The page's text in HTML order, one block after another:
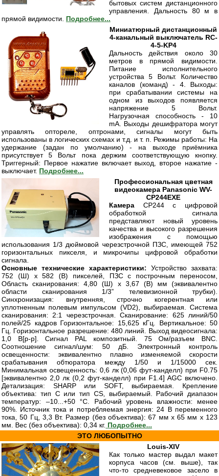
бытовых систем дистанционного
управления. Дальность 80 м в
прямой видимости. Подробнее...
Миниатюрный дистанционный
4-канальный выключатель RC-
4-5-KP4
Дальность действия около 30
метров в прямой видимости.
Питание исполнительного
устройства 5 Вольт. Количество
каналов (команд) - 4. Выходы:
при срабатывании системы на
одном из выходов появляется
напряжение 5 Вольт.
Нагрузочная способность - 10
mА. Выходы дешифратора могут
управлять оптореле, оптронами, сигналы могут быть
использованы в логических схемах и т.д. и т. п. Режимы работы: На
удержание (задан по умолчанию) - на выходе приёмника
присутствует 5 Вольт пока держим соответствующую кнопку.
Триггерный: Первое нажатие включает выход, второе нажатие -
выключает. Подробнее...
Профессиональная цветная
видеокамера Panasonic WV-
CP244EXE
Камера CP244 с цифровой
обработкой сигнала
представляют новый уровень
качества и высокого разрешения
изображения с помощью
использования 1/3 дюймовой черезстрочной ПЗС, имеющей 752
горизонтальных пикселя, и микрочипы цифровой обработки
сигнала.
Основные технические характеристики: Устройство захвата:
752 (Ш) х 582 (В) пикселей, ПЗС с построчным переносом,
Область сканирования: 4,80 (Ш) х 3,67 (В) мм (эквивалентно
области сканирования 1/3” телевизионной трубки).
Синхронизация: внутренняя, строчно когерентная или
уплотненным полевым импульсом (VD2), выбираемая. Система
сканирования: 2:1 черезстрочная. Сканирование: 625 линий/50
полей/25 кадров Горизонтальное: 15,625 кГц. Вертикальное: 50
Гц. Горизонтальное разрешение: 480 линий. Выход видеосигнала:
1,0 В[p-p]. Сигнал PAL композитный. 75 Ом/разъем BNC.
Соотношение сигнал/шум: 50 дБ. Электронный контроль
освещенности: эквивалентно плавно изменяемой скорости
срабатывания обтюратора между 1/50 и 1/15000 сек.
Минимальная освещенность: 0,6 лк (0,06 фут-канделл) при F0.75
[эквивалентно 2,0 лк (0,2 фут-канделл) при F1.4] AGC включено.
Детализация: SHARP или SOFT, выбираемая. Крепление
объектива: тип С или тип CS, выбираемый. Рабочий диапазон
температур: –10...+50 °С. Рабочий уровень влажности: менее
90%. Источник тока и потребляемая энергия: 24 В переменного
тока, 50 Гц, 3,3 Вт. Размер (без объектива): 67 мм х 65 мм х 123
мм. Вес (без объектива): 0,34 кг. Подробнее...
ЭТО ЛЮБОПЫТНО
Louis-XIV
Как только мастер выдал макет
корпуса часов (см. выше), так
что-то средневековое засело в